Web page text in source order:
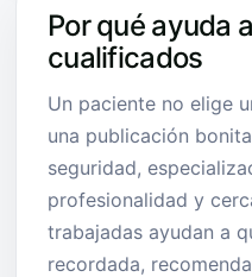
Por qué ayuda
cualificados
Un paciente no elige
una publicación
seguridad,
profesionalidad y
trabajadas ayudan a
recordada,